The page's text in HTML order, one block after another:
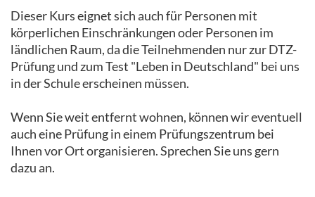
Dieser Kurs eignet sich auch für Personen mit
körperlichen Einschränkungen oder Personen im
ländlichen Raum, da die Teilnehmenden nur zur DTZ-
Prüfung und zum Test "Leben in Deutschland" bei uns
in der Schule erscheinen müssen.
Wenn Sie weit entfernt wohnen, können wir eventuell
auch eine Prüfung in einem Prüfungszentrum bei
Ihnen vor Ort organisieren. Sprechen Sie uns gern
dazu an.